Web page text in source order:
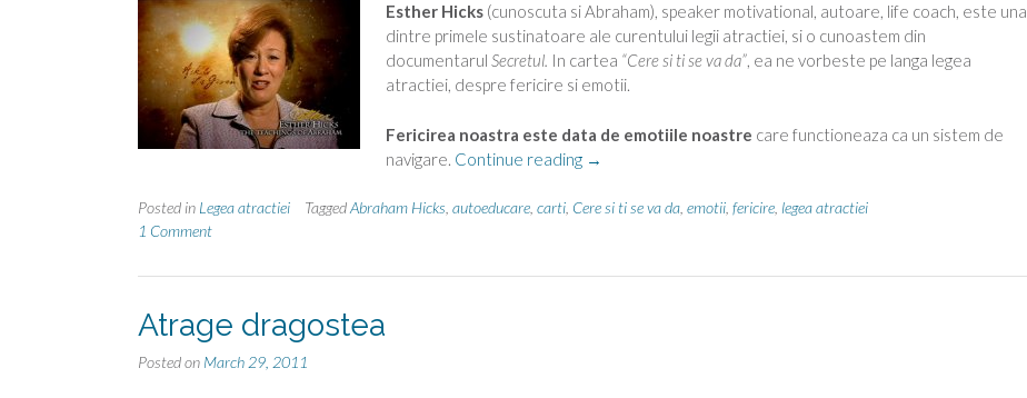
Esther Hicks (cunoscuta si Abraham), speaker motivational, autoare, life coach, este una
dintre primele sustinatoare ale curentului legii atractiei, si o cunoastem din
documentarul Secretul. In cartea “Cere si ti se va da”, ea ne vorbeste pe langa legea
atractiei, despre fericire si emotii.
Fericirea noastra este data de emotiile noastre care functioneaza ca un sistem de
navigare. Continue reading “Despre
→
Posted in Legea atractiei TaggedAbraham Hicks autoeducare carti Cere si ti se va da emotii fericire legea atractiei
1 Comment
Atrage dragostea
Posted on March 29, 2011